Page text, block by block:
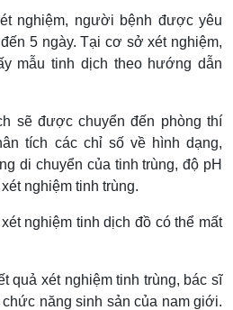
nghiệm, người bệnh được yêu
5 ngày. Tại cơ sở xét nghiệm,
mẫu tinh dịch theo hướng dẫn
sẽ được chuyển đến phòng thí
tích các chỉ số về hình dạng,
di chuyển của tinh trùng, độ pH
nghiệm tinh trùng.
nghiệm tinh dịch đồ có thể mất
quả xét nghiệm tinh trùng, bác sĩ
năng sinh sản của nam giới.